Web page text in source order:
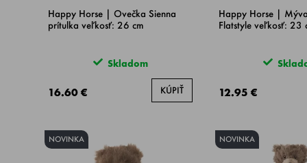
Happy Horse | Ovečka Sienna
prítulka veľkosť: 26 cm
Skladom
16.60 € KÚPIŤ
Happy Horse |
Flatstyle veľkosť: 23
12.95 €
NOVINKA NOVINKA